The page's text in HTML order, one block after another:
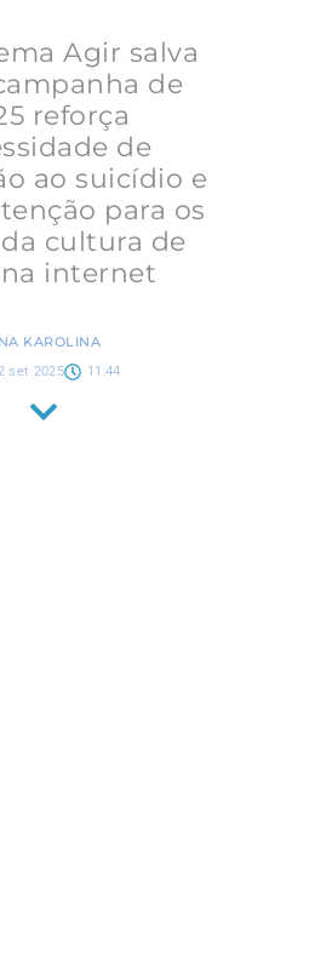
Agir salva
de
reforça
de
ao suicídio e
para os
cultura de
internet
KAROLINA
set 2025 11:44